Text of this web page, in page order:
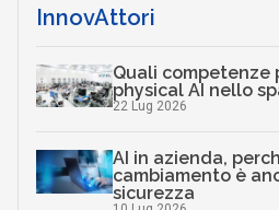
InnovAttori
Quali competenze
physical AI nello
22 Lug 2026
AI in azienda,
cambiamento è
sicurezza